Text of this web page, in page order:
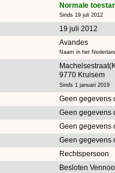
Normale
Sinds 19 juli 2012
19 juli 2012
Avandes
Naam in het
9770 Kruisem
Sinds 1 januari 2019
Geen gegevens
Geen gegevens
Geen gegevens
Geen gegevens
Rechtspersoon
Besloten